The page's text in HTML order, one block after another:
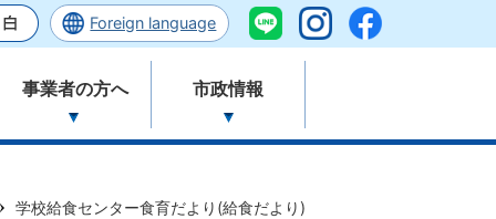
Foreign language
事業者の方へ 市政情報
学校給食センター食育だより(給食だより)